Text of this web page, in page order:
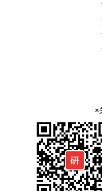
×
课程
顶部